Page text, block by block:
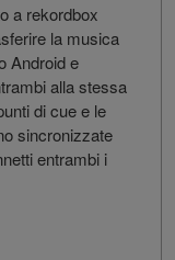
a rekordbox
la musica
Android e
alla stessa
di cue e le
sincronizzate
entrambi i